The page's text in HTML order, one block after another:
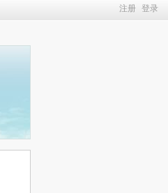
注册 登录